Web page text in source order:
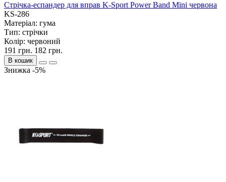
Стрічка-еспандер для вправ K-Sport Power Band Mini червона
KS-286
Матеріал: гума
Тип: стрічки
Колір: червоний
191 грн. 182 грн.
В кошик
Знижка -5%